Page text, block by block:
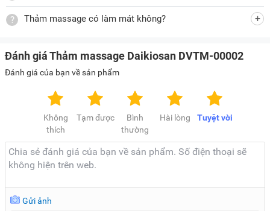
Thảm massage có làm mát không?
Đánh giá Thảm massage Daikiosan DVTM-00002
Đánh giá của bạn về sản phẩm
Tuyệt vời
Hài lòng
Bình
thường
Tạm được
Không
thích
Gửi ảnh